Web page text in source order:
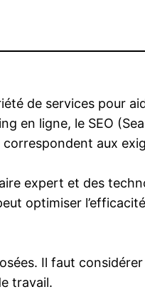
de services pour
en ligne, le SEO
aux
expert et des
optimiser
Il faut
travail.